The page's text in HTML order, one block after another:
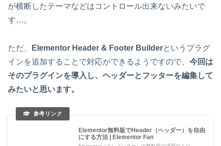
が横断したテーマなどはコントロール出来ないみたいで
す…。
ただ、 Elementor Header & Footer Builderというプラグ
インを追加することで対応ができるようですので、 今回は
そのプラグインを導入し、ヘッダーとフッターを編集して
みたいと思います。
Elementor無料版でHeader（ヘッダー）を自由
にする方法 | Elementor Fan